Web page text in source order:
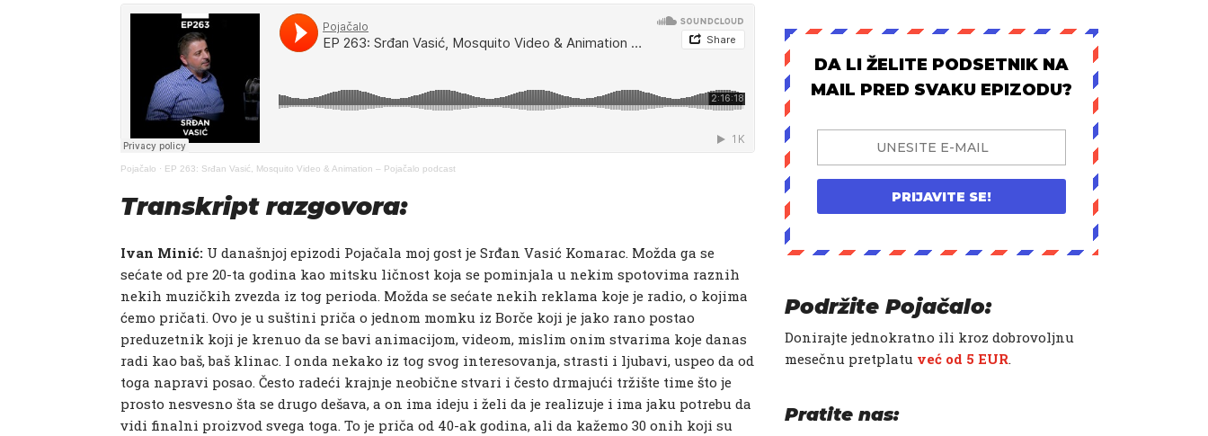
Pojačalo · EP 263: Srđan Vasić, Mosquito Video & Animation – Pojačalo podcast
Transkript razgovora:
Ivan Minić:​ U današnjoj epizodi Pojačala moj gost je Srđan Vasić Komarac. Možda ga se
sećate od pre 20-ta godina kao mitsku ličnost koja se pominjala u nekim spotovima raznih
nekih muzičkih zvezda iz tog perioda. Možda se sećate nekih reklama koje je radio, o kojima
ćemo pričati. Ovo je u suštini priča o jednom momku iz Borče koji je jako rano postao
preduzetnik koji je krenuo da se bavi animacijom, videom, mislim onim stvarima koje danas
radi kao baš, baš klinac. I onda nekako iz tog svog interesovanja, strasti i ljubavi, uspeo da od
toga napravi posao. Često radeći krajnje neobične stvari i često drmajući tržište time što je
prosto nesvesno šta se drugo dešava, a on ima ideju i želi da je realizuje i ima jaku potrebu da
vidi finalni proizvod svega toga. To je priča od 40-ak godina, ali da kažemo 30 onih koji su
DA LI ŽELITE PODSETNIK NA
MAIL PRED SVAKU EPIZODU?
PRIJAVITE SE!
Podržite Pojačalo:
Donirajte jednokratno ili kroz dobrovoljnu
mesečnu pretplatu već od 5 EUR.
Pratite nas: